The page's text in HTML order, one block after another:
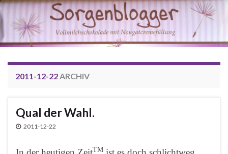
2011-12-22ARCHIV
Qual der Wahl.
2011-12-22
TM